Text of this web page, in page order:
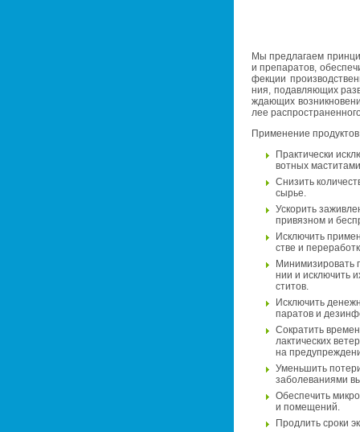
Мы пред­ла­га­ем
и пре­па­ра­тов,
фек­ции
ния, по­дав­ля­ю­щих
жда­ю­щих
лее
При­ме­не­ние
Прак­ти­че­ски
вот­ных
Сни­зить
сырье.
Уско­рить
при­вяз­ном и
Ис­клю­чить
стве и
Ми­ни­ми­зи­ро­вать
нии и ис­клю­чить
сти­тов.
Ис­клю­чить
па­ра­тов и
Со­кра­тить
лак­ти­че­ских
на
Умень­шить
за­бо­ле­ва­ни­я­ми
Обес­пе­чить
и по­ме­ще­ний.
Про­длить сроки